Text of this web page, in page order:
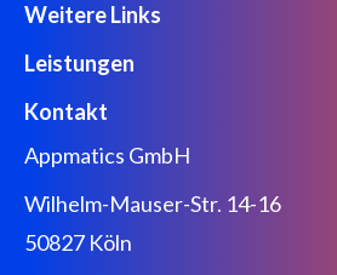
Weitere Links
Leistungen
Kontakt
Appmatics GmbH
Wilhelm-Mauser-Str. 14-16
50827 Köln